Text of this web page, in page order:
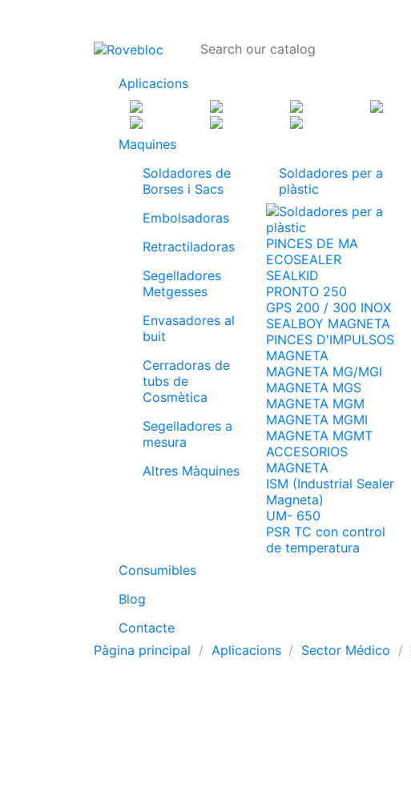
Aplicacions
Maquines
Soldadores de
Borses i Sacs
Embolsadoras
Retractiladoras
Segelladores
Metgesses
Envasadores al
buit
Cerradoras de
tubs de
Cosmètica
Segelladores a
mesura
Altres Màquines
Soldadores per a
plàstic
PINCES DE MA
ECOSEALER
SEALKID
PRONTO 250
GPS 200 / 300 INOX
SEALBOY MAGNETA
PINCES D'IMPULSOS
MAGNETA
MAGNETA MG/MGI
MAGNETA MGS
MAGNETA MGM
MAGNETA MGMI
MAGNETA MGMT
ACCESORIOS
MAGNETA
ISM (Industrial Sealer
Magneta)
UM- 650
PSR TC con control
de temperatura
Consumibles
Blog
Contacte
Pàgina principal
Aplicacions Sector Médico